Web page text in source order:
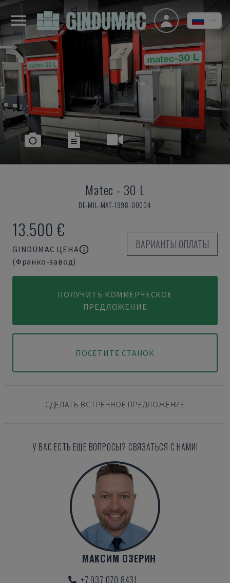
Matec - 30 L
DE-MIL-MAT-1998-00004
13.500 €
GINDUMAC ЦЕНА
(Франко-завод)
ВАРИАНТЫ ОПЛАТЫ
ПОЛУЧИТЬ КОММЕРЧЕСКОЕ
ПРЕДЛОЖЕНИЕ
ПОСЕТИТЕ СТАНОК
СДЕЛАТЬ ВСТРЕЧНОЕ ПРЕДЛОЖЕНИЕ
У ВАС ЕСТЬ ЕЩЕ ВОПРОСЫ? СВЯЗАТЬСЯ С НАМИ!
МАКСИМ ОЗЕРИН
+7 937 070 8431